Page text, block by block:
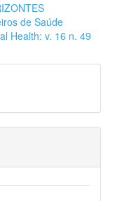
de Saúde
Health: v. 16 n. 49